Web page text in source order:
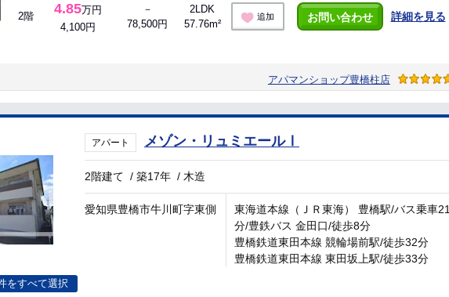
2階 4.85万円
4,100円
－
78,500円
2LDK
57.76m²
追加 お問い合わせ 詳細を見る
アパマンショップ豊橋柱店
アパート メゾン・リュミエールⅠ
2階建て /築17年 / 木造
愛知県豊橋市牛川町字東側
東海道本線（ＪＲ東海） 豊橋駅/バス乗車21
分/豊鉄バス 金田口/徒歩8分
豊橋鉄道東田本線 競輪場前駅/徒歩32分
豊橋鉄道東田本線 東田坂上駅/徒歩33分
をすべて選択